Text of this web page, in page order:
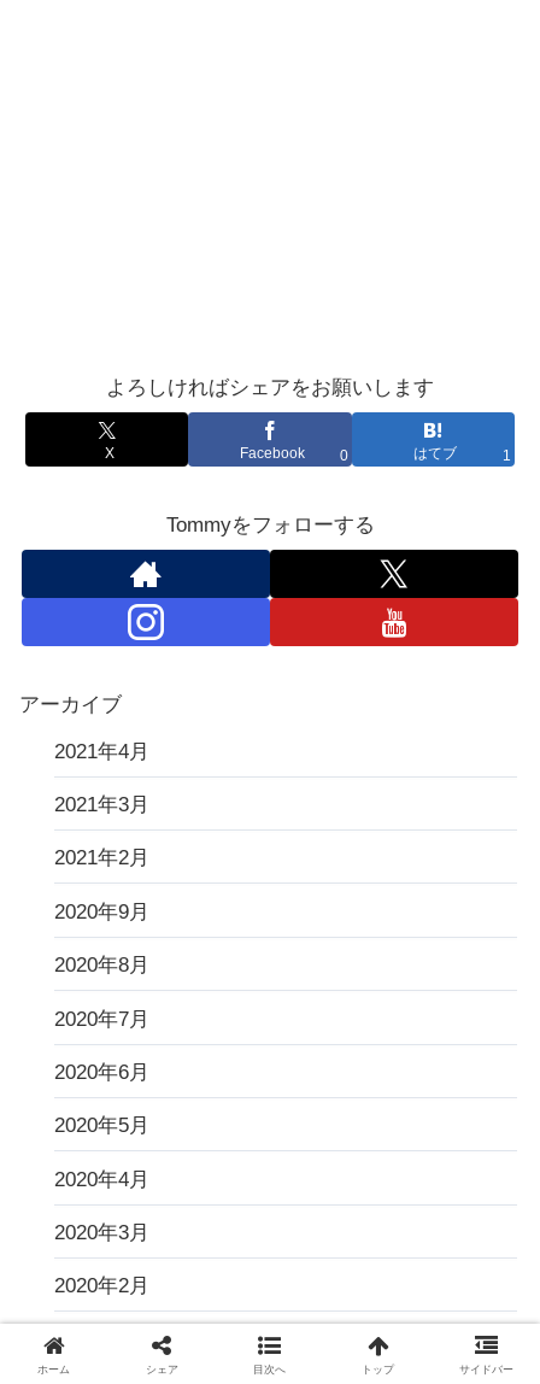
よろしければシェアをお願いします
X Facebook 0 はてブ 1
Tommyをフォローする
アーカイブ
2021年4月
2021年3月
2021年2月
2020年9月
2020年8月
2020年7月
2020年6月
2020年5月
2020年4月
2020年3月
2020年2月
2020年1月
ホーム シェア 目次へ トップ サイドバー